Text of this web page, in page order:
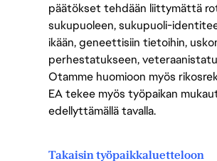
päätökset tehdään liittymättä
sukupuoleen, sukupuoli-
ikään, geneettisiin tietoihin,
perhestatukseen,
Otamme huomioon myös
EA tekee myös työpaikan
edellyttämällä tavalla.
Takaisin työpaikkaluetteloon